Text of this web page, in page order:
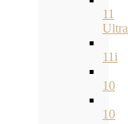
11
Ultra
11i
10
10